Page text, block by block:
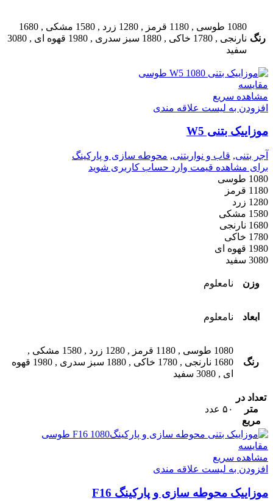
رنگ
1080 طوسی , 1180 قرمز , 1280 زرد , 1580 مشکی ,
1680
نارنجی , 1780 خاکی , 1880 سبز سدری , 1980 قهوه ای ,
3080
سفید
مقایسه
مشاهده سریع
افزودن به لیست علاقه مندی
موزاییک بتنی W5
آجر بتنی, قاب و نواربتنی, محوطه سازی و پارکینگ
برای مشاهده قیمت وارد حساب کاربری شوید
1080 طوسی
1180 قرمز
1280 زرد
1580 مشکی
1680 نارنجی
1780 خاکی
1980 قهوه ای
3080 سفید
وزن نامعلوم
ابعاد نامعلوم
رنگ
1080 طوسی , 1180 قرمز , 1280 زرد , 1580 مشکی
,
1680 نارنجی
, 1780 خاکی , 1880 سبز سدری ,
1980 قهوه
ای , 3080 سفید
تعداد در
متر
مربع
۵۰ عدد
مقایسه
مشاهده سریع
افزودن به لیست علاقه مندی
موزاییک محوطه سازی و پارکینگ F16